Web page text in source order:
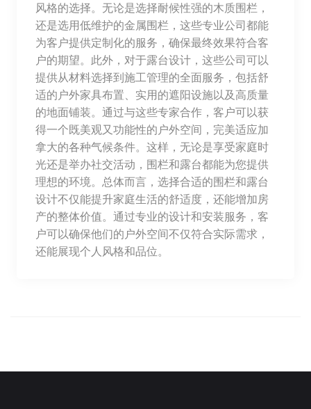
风格的选择。无论是选择耐候性强的木质围栏，
还是选用低维护的金属围栏，这些专业公司都能
为客户提供定制化的服务，确保最终效果符合客
户的期望。此外，对于露台设计，这些公司可以
提供从材料选择到施工管理的全面服务，包括舒
适的户外家具布置、实用的遮阳设施以及高质量
的地面铺装。通过与这些专家合作，客户可以获
得一个既美观又功能性的户外空间，完美适应加
拿大的各种气候条件。这样，无论是享受家庭时
光还是举办社交活动，围栏和露台都能为您提供
理想的环境。总体而言，选择合适的围栏和露台
设计不仅能提升家庭生活的舒适度，还能增加房
产的整体价值。通过专业的设计和安装服务，客
户可以确保他们的户外空间不仅符合实际需求，
还能展现个人风格和品位。